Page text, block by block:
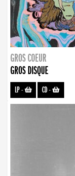
GROS COEUR
GROS DISQUE
LP- CD-